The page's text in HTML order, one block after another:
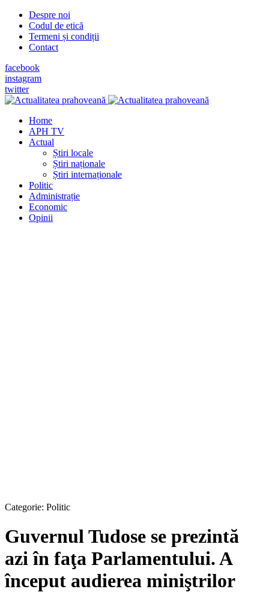
Despre noi
Codul de etică
Termeni și condiții
Contact
facebook
instagram
twitter
Home
APH TV
Actual
Știri locale
Știri naționale
Știri internaționale
Politic
Administrație
Economic
Opinii
Categorie: Politic
Guvernul Tudose se prezintă
azi în faţa Parlamentului. A
început audierea miniştrilor